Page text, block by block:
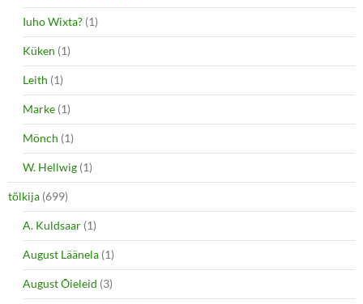
Iuho Wixta? (1)
Küken (1)
Leith (1)
Marke (1)
Mönch (1)
W. Hellwig (1)
tõlkija (699)
A. Kuldsaar (1)
August Läänela (1)
August Õieleid (3)